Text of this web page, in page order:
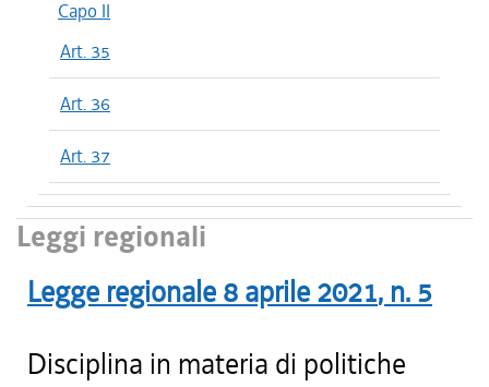
Capo II
Art. 35
Art. 36
Art. 37
Leggi regionali
Legge regionale 8 aprile 2021, n. 5
Disciplina in materia di politiche